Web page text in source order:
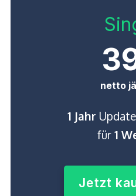
netto
1 Jahr
für 1
Jetzt